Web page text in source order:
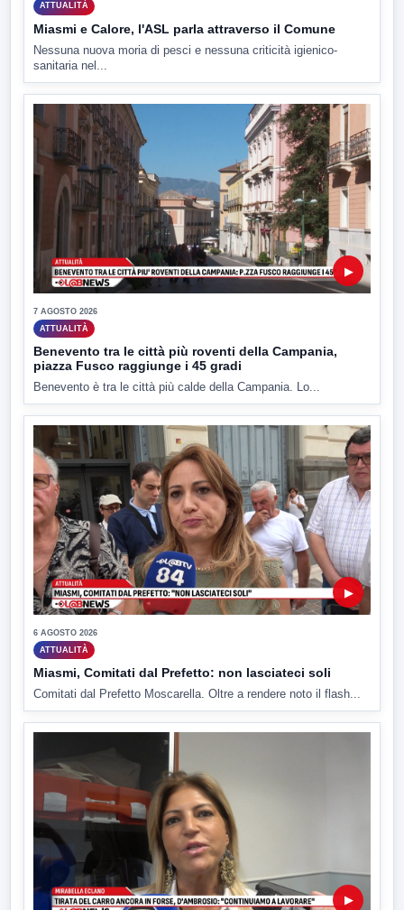
ATTUALITÀ
Miasmi e Calore, l'ASL parla attraverso il Comune
Nessuna nuova moria di pesci e nessuna criticità igienico-
sanitaria nel...
▶
7 AGOSTO 2026
ATTUALITÀ
Benevento tra le città più roventi della Campania,
piazza Fusco raggiunge i 45 gradi
Benevento è tra le città più calde della Campania. Lo...
▶
6 AGOSTO 2026
ATTUALITÀ
Miasmi, Comitati dal Prefetto: non lasciateci soli
Comitati dal Prefetto Moscarella. Oltre a rendere noto il flash...
▶